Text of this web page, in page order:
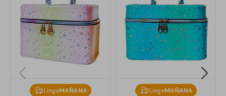
LlegaMAÑANA LlegaMAÑANA